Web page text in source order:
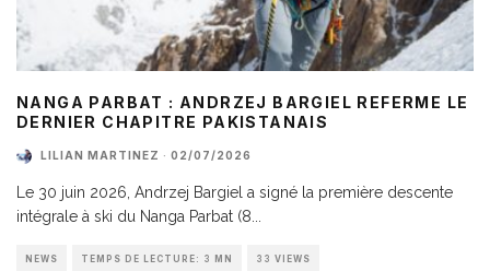
NANGA PARBAT : ANDRZEJ BARGIEL REFERME LE
DERNIER CHAPITRE PAKISTANAIS
LILIAN MARTINEZ · 02/07/2026
Le 30 juin 2026, Andrzej Bargiel a signé la première descente
intégrale à ski du Nanga Parbat (8
NEWS TEMPS DE LECTURE: 3 MN 33 VIEWS